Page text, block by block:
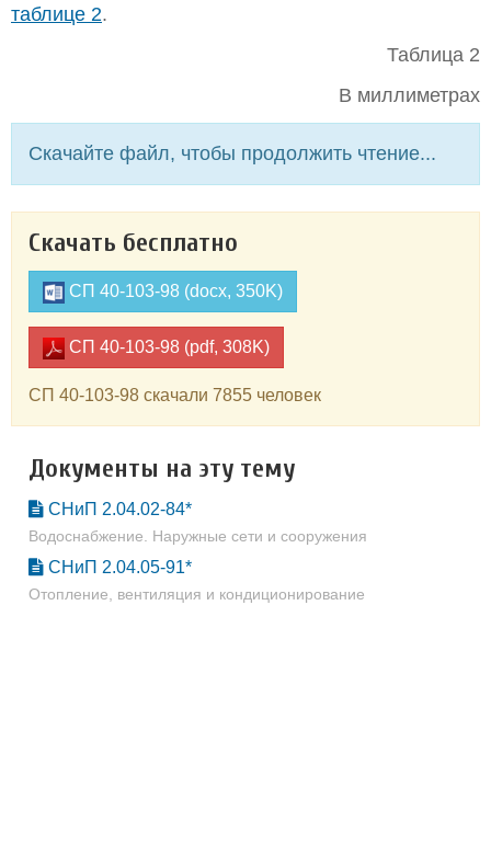
таблице 2.
Таблица 2
В миллиметрах
Скачайте файл, чтобы продолжить чтение...
Скачать бесплатно
СП 40-103-98 (docx, 350K)
СП 40-103-98 (pdf, 308K)
СП 40-103-98 скачали 7855 человек
Документы на эту тему
СНиП 2.04.02-84*
Водоснабжение. Наружные сети и сооружения
СНиП 2.04.05-91*
Отопление, вентиляция и кондиционирование